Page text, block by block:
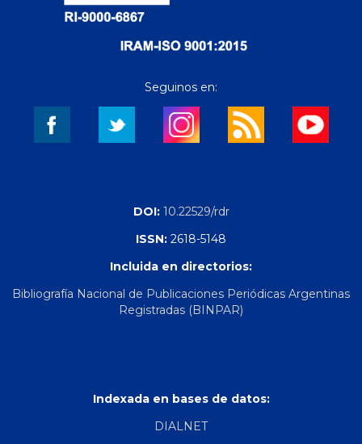
Seguinos en:
DOI: 10.22529/rdr
ISSN: 2618-5148
Incluida en directorios:
Bibliografía Nacional de Publicaciones Periódicas Argentinas
Registradas (BINPAR)
Indexada en bases de datos:
DIALNET